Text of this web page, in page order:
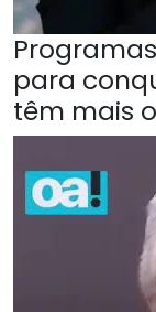
para
têm mais